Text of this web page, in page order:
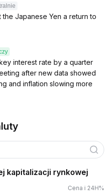
Japanese Yen a return to
interest rate by a quarter
after new data showed
and inflation slowing more
kapitalizacji rynkowej
Cena i 24H%